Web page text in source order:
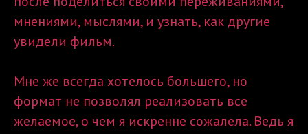
мнениями, мыслями, и узнать, как другие
увидели фильм.
Мне же всегда хотелось большего, но
формат не позволял реализовать все
желаемое, о чем я искренне сожалела. Ведь я